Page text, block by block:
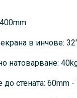
в инчове:
натоварване:
до стената: 60mm